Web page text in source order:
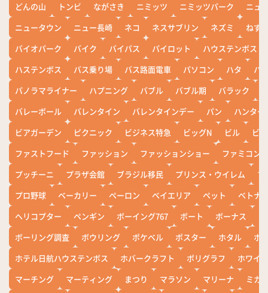
どんの山
トンビ ながさき ニミッツ ニミッツパーク
ニュ
ニュータウン
ニュー長崎 ネコ ネスサブリン ネズミ
ねず
バイオパーク
バイク バイパス パイロット
ハウステンボス
ハステンボス
バス乗り場 バス路面電車 パソコン ハタ
ハ
パノラマライナー
ハプニング バブル バブル期 バラック
バレーボール
バレンタイン バレンタインデー パン
ハンター
ビアガーデン
ピクニック ビジネス特急 ビッグN ビル
ビワ
ファストフード
ファッション ファッションショー
ファミコン
プッチーニ
プラザ会館 ブラジル移民 プリンス・ウイレム
ブ
プロ野球
ベーカリー ペーロン ベイエリア ペット
ベトナ
ヘリコプター
ペンギン ボーイング767 ボート ボーナス
ボーリング調査
ボウリング ポケベル ポスター ホタル
ホ
ホテル日航ハウステンボス
ホバークラフト ポリグラフ
ホワイ
マーチング
マーティング まつり マラソン マリーナ
ミカ